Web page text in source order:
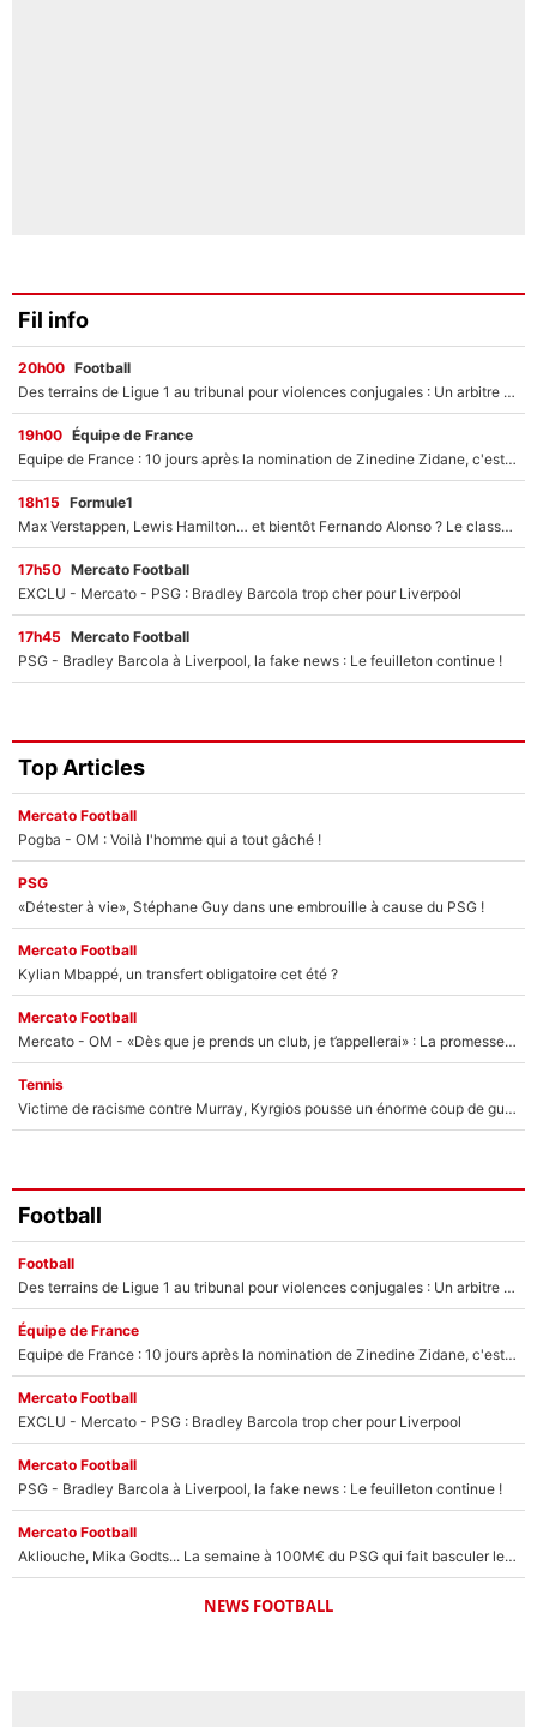
Fil info
20h00 Football
Des terrains de Ligue 1 au tribunal pour violences conjugales : Un arbitre français encourt une peine de 18 mois de prison !
19h00 Équipe de France
Equipe de France : 10 jours après la nomination de Zinedine Zidane, c'est au tour de son fils de prendre un nouveau départ !
18h15 Formule1
Max Verstappen, Lewis Hamilton… et bientôt Fernando Alonso ? Le classement des pilotes les mieux payés en Formule 1 risque de changer !
17h50 Mercato Football
EXCLU - Mercato - PSG : Bradley Barcola trop cher pour Liverpool
17h45 Mercato Football
PSG - Bradley Barcola à Liverpool, la fake news : Le feuilleton continue !
Top Articles
Mercato Football
Pogba - OM : Voilà l'homme qui a tout gâché !
PSG
«Détester à vie», Stéphane Guy dans une embrouille à cause du PSG !
Mercato Football
Kylian Mbappé, un transfert obligatoire cet été ?
Mercato Football
Mercato - OM - «Dès que je prends un club, je t’appellerai» : La promesse de Marcelino au moment de claquer la porte
Tennis
Victime de racisme contre Murray, Kyrgios pousse un énorme coup de gueule !
Football
Football
Des terrains de Ligue 1 au tribunal pour violences conjugales : Un arbitre français encourt une peine de 18 mois de prison !
Équipe de France
Equipe de France : 10 jours après la nomination de Zinedine Zidane, c'est au tour de son fils de prendre un nouveau départ !
Mercato Football
EXCLU - Mercato - PSG : Bradley Barcola trop cher pour Liverpool
Mercato Football
PSG - Bradley Barcola à Liverpool, la fake news : Le feuilleton continue !
Mercato Football
Akliouche, Mika Godts... La semaine à 100M€ du PSG qui fait basculer le mercato du PSG !
NEWS FOOTBALL